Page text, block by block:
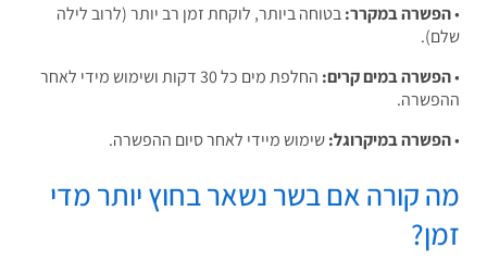
במקרר:בטוחה ביותר, לוקחת זמן רב יותר (לרוב לילה
במים קרים:
החלפת מים כל 30 דקות ושימוש מידי לאחר
במיקרוגל:שימוש מיידי לאחר סיום ההפשרה.
קורה אם בשר נשאר בחוץ יותר מדי